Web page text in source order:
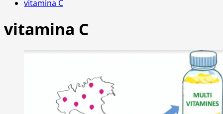
vitamina C
vitamina C